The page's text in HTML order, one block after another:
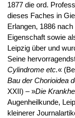
1877 die ord.
dieses Faches in
Erlangen, 1886
Eigenschaft sowie
Leipzig über und
Seine
Cylindrome etc.«
Bau der Chorioidea
XXII) – »Die
Augenheilkunde,
kleinerer